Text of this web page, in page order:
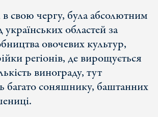
свою чергу, була абсолютним
областей за
овочевих культур,
регіонів, де вирощується
винограду, тут
багато соняшнику, баштанних